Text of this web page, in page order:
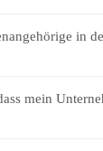
in
mein